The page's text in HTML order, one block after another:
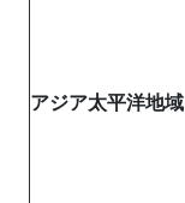
アジア太平洋地域